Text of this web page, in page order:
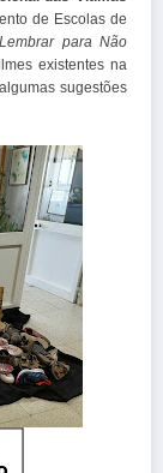
de Escolas de
Lembrar para Não
existentes na
sugestões